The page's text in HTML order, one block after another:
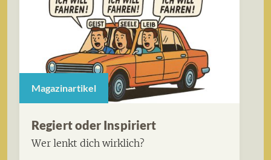
Magazinartikel
Regiert oder Inspiriert
Wer lenkt dich wirklich?